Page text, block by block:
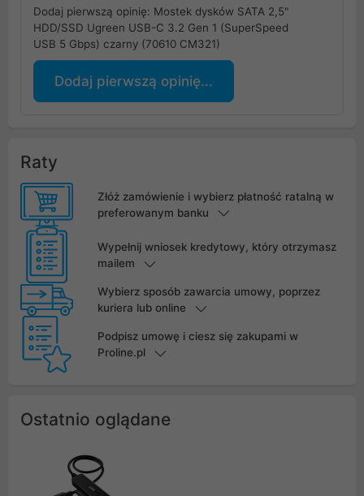
Dodaj pierwszą opinię: Mostek dysków SATA 2,5"
HDD/SSD Ugreen USB-C 3.2 Gen 1 (SuperSpeed
USB 5 Gbps) czarny (70610 CM321)
Dodaj pierwszą opinię...
Raty
Złóż zamówienie i wybierz płatność ratalną w
preferowanym banku
Wypełnij wniosek kredytowy, który otrzymasz
mailem
Wybierz sposób zawarcia umowy, poprzez
kuriera lub online
Podpisz umowę i ciesz się zakupami w
Proline.pl
Ostatnio oglądane